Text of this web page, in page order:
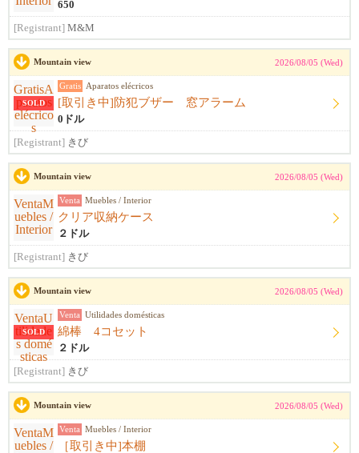
650
[Registrant] M&M
Mountain view 2026/08/05 (Wed)
SOLD
Gratis Aparatos elécricos
[取引き中]防犯ブザー 窓アラーム
0ドル
[Registrant] きび
Mountain view 2026/08/05 (Wed)
Venta Muebles / Interior
クリア収納ケース
２ドル
[Registrant] きび
Mountain view 2026/08/05 (Wed)
SOLD
Venta Utilidades domésticas
綿棒 4コセット
２ドル
[Registrant] きび
Mountain view 2026/08/05 (Wed)
Venta Muebles / Interior
［取引き中]本棚